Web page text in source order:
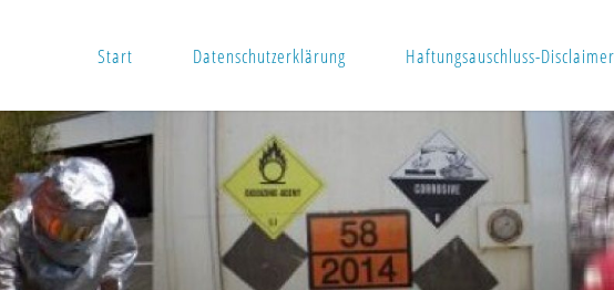
Start Datenschutzerklärung Haftungsauschluss-Disclaimer